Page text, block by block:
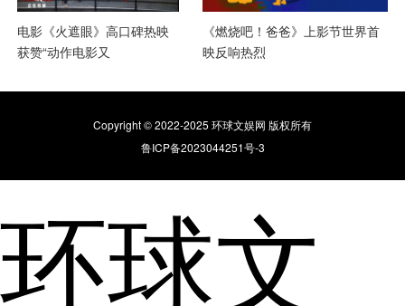
电影《火遮眼》高口碑热映
获赞“动作电影又
《燃烧吧！爸爸》上影节世界首
映反响热烈
Copyright © 2022-2025 环球文娱网 版权所有
鲁ICP备2023044251号-3
环球文